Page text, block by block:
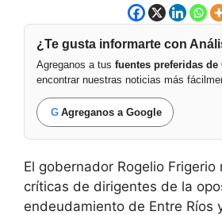
¿Te gusta informarte con
Agreganos a tus fuentes preferidas de
encontrar nuestras noticias más
G Agreganos a Google
El gobernador Rogelio Frigerio
críticas de dirigentes de la
endeudamiento de Entre Ríos